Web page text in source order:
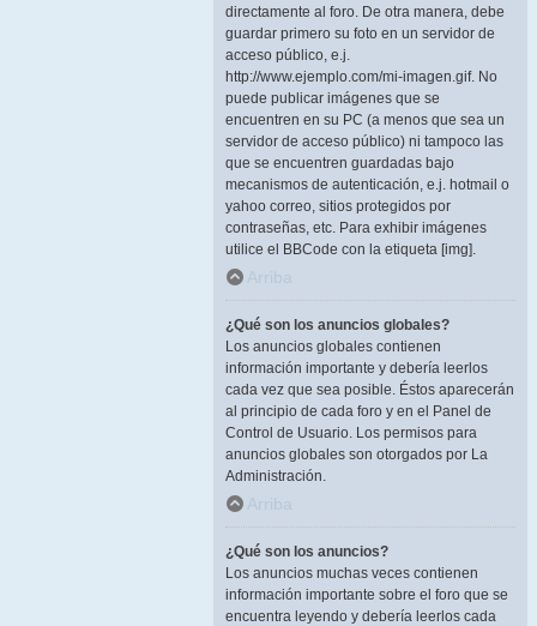
directamente al foro. De otra manera, debe
guardar primero su foto en un servidor de
acceso público, e.j.
http://www.ejemplo.com/mi-imagen.gif. No
puede publicar imágenes que se
encuentren en su PC (a menos que sea un
servidor de acceso público) ni tampoco las
que se encuentren guardadas bajo
mecanismos de autenticación, e.j. hotmail o
yahoo correo, sitios protegidos por
contraseñas, etc. Para exhibir imágenes
utilice el BBCode con la etiqueta [img].
Arriba
¿Qué son los anuncios globales?
Los anuncios globales contienen
información importante y debería leerlos
cada vez que sea posible. Éstos aparecerán
al principio de cada foro y en el Panel de
Control de Usuario. Los permisos para
anuncios globales son otorgados por La
Administración.
Arriba
¿Qué son los anuncios?
Los anuncios muchas veces contienen
información importante sobre el foro que se
encuentra leyendo y debería leerlos cada